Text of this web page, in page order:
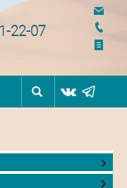
22-07